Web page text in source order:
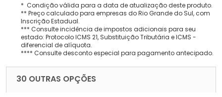
* Condição válida para a data de atualização deste produto.
** Preço calculado para empresas do Rio Grande do Sul, com
Inscrição Estadual.
*** Consulte incidência de impostos adicionais para seu
estado: Protocolo ICMS 21, Substituição Tributária e ICMS -
diferencial de alíquota.
**** Consulte desconto especial para pagamento antecipado.
30 OUTRAS OPÇÕES